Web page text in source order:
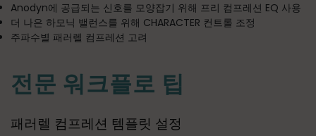
Anodyn에 공급되는 신호를 모양잡기 위해 프리 컴프레션 EQ 사용
더 나은 하모닉 밸런스를 위해 CHARACTER 컨트롤 조정
주파수별 패러렐 컴프레션 고려
전문 워크플로 팁
패러렐 컴프레션 템플릿 설정